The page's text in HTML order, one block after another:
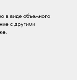
в виде объемного
с другими